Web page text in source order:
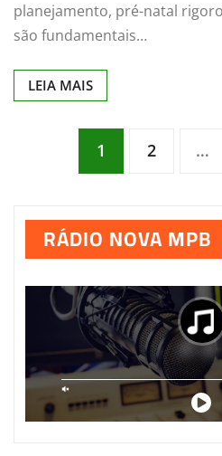
planejamento, pré-natal
são fundamentais…
LEIA MAIS
Navegação
por
posts
1 2 …
RÁDIO NOVA MPB